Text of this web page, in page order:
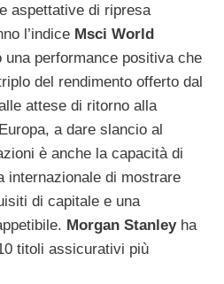
aspettative di ripresa
l’indice Msci World
una performance positiva che
del rendimento offerto dal
attese di ritorno alla
a dare slancio al
è anche la capacità di
internazionale di mostrare
di capitale e una
Morgan Stanley ha
titoli assicurativi più